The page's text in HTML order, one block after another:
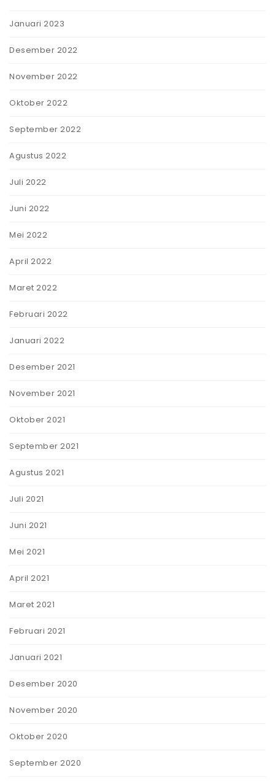
Januari 2023
Desember 2022
November 2022
Oktober 2022
September 2022
Agustus 2022
Juli 2022
Juni 2022
Mei 2022
April 2022
Maret 2022
Februari 2022
Januari 2022
Desember 2021
November 2021
Oktober 2021
September 2021
Agustus 2021
Juli 2021
Juni 2021
Mei 2021
April 2021
Maret 2021
Februari 2021
Januari 2021
Desember 2020
November 2020
Oktober 2020
September 2020